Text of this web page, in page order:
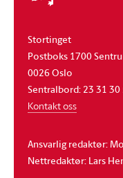
Stortinget
Postboks 1700
0026 Oslo
Sentralbord: 23 31 30
Kontakt oss
Ansvarlig redaktør:
Nettredaktør: Lars